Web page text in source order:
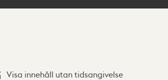
Visa innehåll utan tidsangivelse